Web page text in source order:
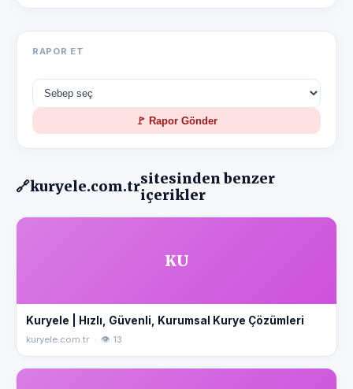
RAPOR ET
🚩 Rapor Gönder
🔗kuryele.com.trsitesinden benzer
içerikler
KU
Kuryele | Hızlı, Güvenli, Kurumsal Kurye Çözümleri
kuryele.com.tr · 👁 13